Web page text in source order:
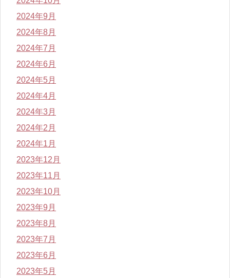
2024年9月
2024年8月
2024年7月
2024年6月
2024年5月
2024年4月
2024年3月
2024年2月
2024年1月
2023年12月
2023年11月
2023年10月
2023年9月
2023年8月
2023年7月
2023年6月
2023年5月